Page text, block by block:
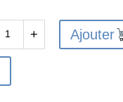
+ Ajouter